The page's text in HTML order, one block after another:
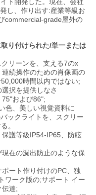
ト開発した。現在、会社
し、作り出す:産業等級お
commercial-grade屋外の
り付けられた/単一または
リーンを、支える7のx
続操作のための肖像画の
時間以内ではない;
択を提供しなさ
および86";
色、美しい視覚資料に
ックライトを、スクリー
。
護等級IP54-IP65、防眩
在の漏出防止のような保
ート作り付けのPC、独
ワーク版の;サポート イー
伝達;